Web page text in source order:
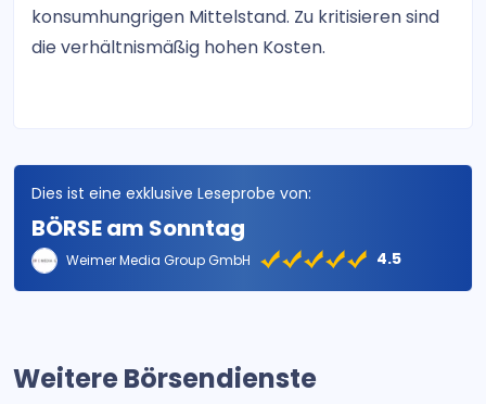
konsumhungrigen Mittelstand. Zu kritisieren sind
die verhältnismäßig hohen Kosten.
Dies ist eine exklusive Leseprobe von:
BÖRSE am Sonntag
Weimer Media Group GmbH 4.5
Weitere Börsendienste